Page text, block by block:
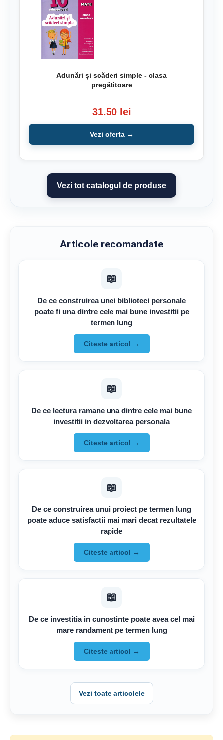
Adunări și scăderi simple - clasa
pregătitoare
31.50 lei
Vezi oferta →
Vezi tot catalogul de produse
Articole recomandate
📖
De ce construirea unei biblioteci personale
poate fi una dintre cele mai bune investitii pe
termen lung
Citeste articol →
📖
De ce lectura ramane una dintre cele mai bune
investitii in dezvoltarea personala
Citeste articol →
📖
De ce construirea unui proiect pe termen lung
poate aduce satisfactii mai mari decat rezultatele
rapide
Citeste articol →
📖
De ce investitia in cunostinte poate avea cel mai
mare randament pe termen lung
Citeste articol →
Vezi toate articolele